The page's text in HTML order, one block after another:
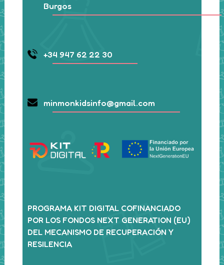
Burgos
+34 947 62 22 30
minmonkidsinfo@gmail.com
PROGRAMA KIT DIGITAL COFINANCIADO
POR LOS FONDOS NEXT GENERATION (EU)
DEL MECANISMO DE RECUPERACIÓN Y
RESILENCIA